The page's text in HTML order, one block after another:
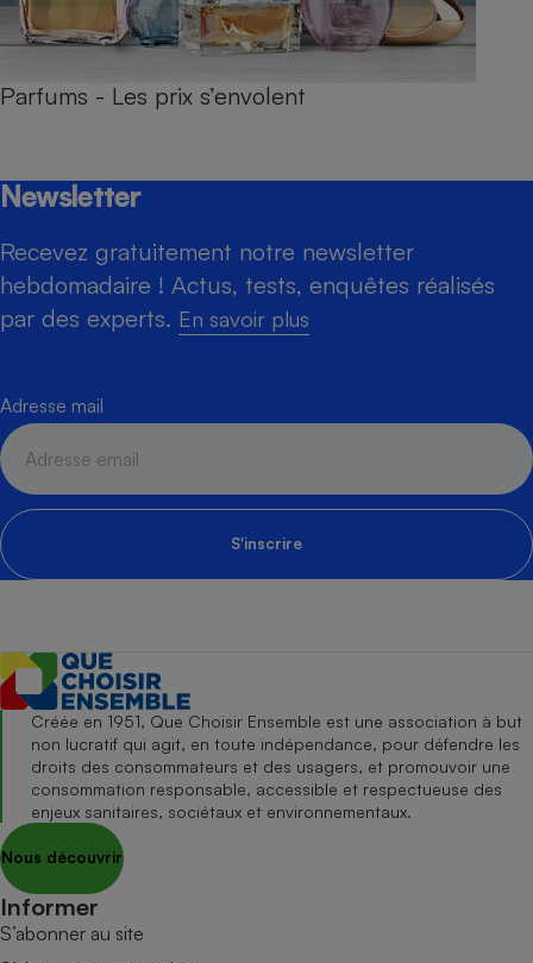
Parfums - Les prix s’envolent
Newsletter
Recevez gratuitement notre newsletter
hebdomadaire ! Actus, tests, enquêtes réalisés
par des experts. En savoir plus
Adresse mail
S'inscrire
Créée en 1951, Que Choisir Ensemble est une association à but
non lucratif qui agit, en toute indépendance, pour défendre les
droits des consommateurs et des usagers, et promouvoir une
consommation responsable, accessible et respectueuse des
enjeux sanitaires, sociétaux et environnementaux.
Nous découvrir
Informer
S’abonner au site